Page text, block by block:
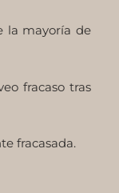
la mayoría de
fracaso tras
fracasada.